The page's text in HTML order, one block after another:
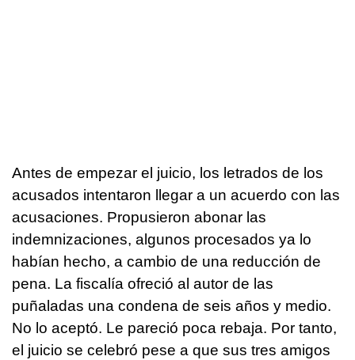
Antes de empezar el juicio, los letrados de los
acusados intentaron llegar a un acuerdo con las
acusaciones. Propusieron abonar las
indemnizaciones, algunos procesados ya lo
habían hecho, a cambio de una reducción de
pena. La fiscalía ofreció al autor de las
puñaladas una condena de seis años y medio.
No lo aceptó. Le pareció poca rebaja. Por tanto,
el juicio se celebró pese a que sus tres amigos